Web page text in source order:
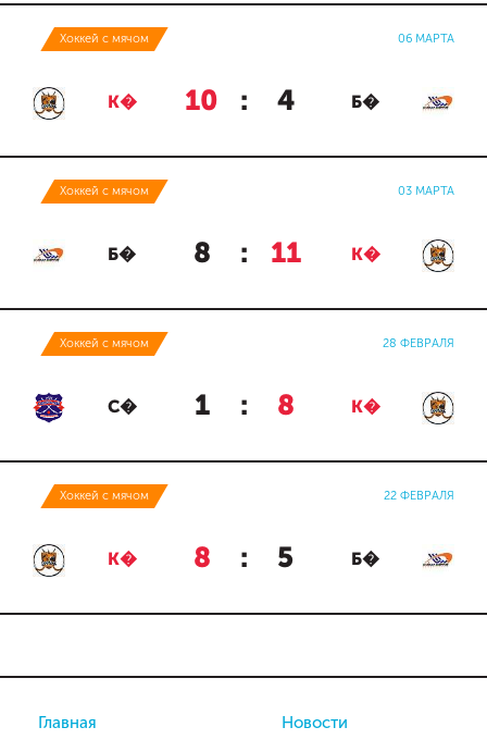
Хоккей с мячом 06 МАРТА
К� 10 : 4 Б�
Хоккей с мячом 03 МАРТА
Б� 8 : 11 К�
Хоккей с мячом 28 ФЕВРАЛЯ
С� 1 : 8 К�
Хоккей с мячом 22 ФЕВРАЛЯ
К� 8 : 5 Б�
Главная Новости